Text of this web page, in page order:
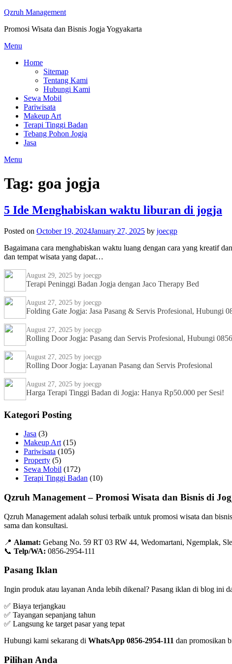
Skip
content
Qzruh Management
Promosi Wisata dan Bisnis Jogja Yogyakarta
Menu
Home
Sitemap
Tentang Kami
Hubungi Kami
Sewa Mobil
Pariwisata
Makeup Art
Terapi Tinggi Badan
Tebang Pohon Jogja
Jasa
Menu
Tag: goa jogja
5 Ide Menghabiskan waktu liburan di jogja
Posted on October 19, 2024January 27, 2025 by joecgp
Bagaimana cara menghabiskan waktu luang dengan cara yang kreatif
dan tempat wisata yang dapat…
August 29, 2025 by joecgp
Terapi Peninggi Badan Jogja dengan Jaco Therapy Bed
August 27, 2025 by joecgp
Folding Gate Jogja: Jasa Pasang & Servis Profesional, Hubungi
August 27, 2025 by joecgp
Rolling Door Jogja: Pasang dan Servis Profesional, Hubungi
August 27, 2025 by joecgp
Rolling Door Jogja: Layanan Pasang dan Servis Profesional
August 27, 2025 by joecgp
Harga Terapi Tinggi Badan di Jogja: Hanya Rp50.000 per Sesi!
Kategori Posting
Jasa (3)
Makeup Art (15)
Pariwisata (105)
Property (5)
Sewa Mobil (172)
Terapi Tinggi Badan (10)
Qzruh Management – Promosi Wisata dan Bisnis di
Qzruh Management adalah solusi terbaik untuk promosi wisata dan
sama dan konsultasi.
📍 Alamat: Gebang No. 59 RT 03 RW 44, Wedomartani, Ngemplak,
📞 Telp/WA: 0856-2954-111
Pasang Iklan
Ingin produk atau layanan Anda lebih dikenal? Pasang iklan di blog ini
✅ Biaya terjangkau
✅ Tayangan sepanjang tahun
✅ Langsung ke target pasar yang tepat
Hubungi kami sekarang di WhatsApp 0856-2954-111 dan promosikan
Pilihan Anda